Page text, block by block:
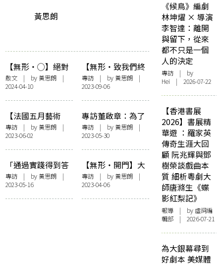
黃思朗
【無形・◯】絕對
的圓
散文 | by 黃思朗 |
2024-04-10
【無形・致我們終
將遠去的校園】訪
黃志華《本可成佳
話》——懷粵語歌
的舊，乘著老歌走
進昨天
專訪| by 黃思朗|
2023-09-06
【法國五月藝術
節】訪《美麗的陌
生人》藝術總監尼
古拉・卡森鮑姆：
「一把聲音，能代
表成千上萬角色」
專訪 | by 黃思朗 |
2023-06-02
專訪董啟章：為了
自主，進入Web3
專訪| by 黃思朗|
2023-05-30
「通過實踐得到答
案，就是要你心甘
命抵」——訪《命
案》林家棟
專訪 | by 黃思朗 |
2023-05-16
【無形・開門】大
時代裡保持獨立思
考，文學就是重現
記憶——訪周蜜蜜
專訪| by 黃思朗|
2023-04-06
《候鳥》編劇
林坤燿 × 導演
李智達：離開
與留下，從來
都不只是一個
人的決定
專訪 | by
Hei | 2026-07-22
【香港書展
2026】書展精
華遊 ：羅家英
傳奇生涯大回
顧 阮兆輝與鄧
樹榮談戲曲本
質 細析粵劇大
師唐滌生《蝶
影紅梨記》
報導 | by 虛詞編
輯部 | 2026-07-21
為大銀幕尋到
好劇本 美媒體